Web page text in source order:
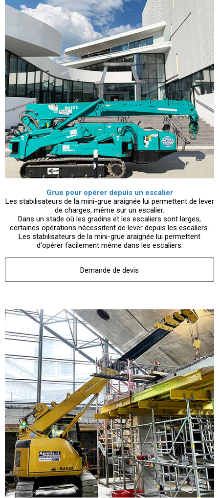
Grue pour opérer depuis un escalier
Les stabilisateurs de la mini-grue araignée lui permettent de lever
de charges, même sur un escalier.
Dans un stade où les gradins et les escaliers sont larges,
certaines opérations nécessitent de lever depuis les escaliers.
Les stabilisateurs de la mini-grue araignée lui permettent
d'opérer facilement même dans les escaliers.
Demande de devis